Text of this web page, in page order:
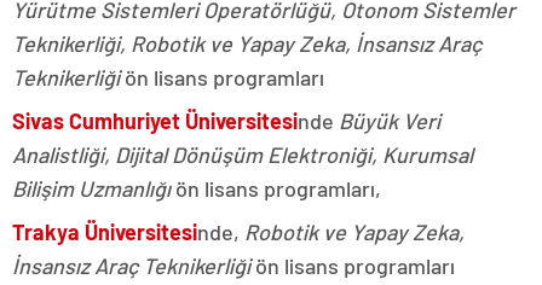
Yürütme Sistemleri Operatörlüğü, Otonom Sistemler
Teknikerliği, Robotik ve Yapay Zeka, İnsansız Araç
Teknikerliğiön lisans programları
Sivas Cumhuriyet Üniversitesinde Büyük Veri
Analistliği, Dijital Dönüşüm Elektroniği, Kurumsal
Bilişim Uzmanlığıön lisans programları,
Trakya Üniversitesinde, Robotik ve Yapay Zeka,
İnsansız Araç Teknikerliğiön lisans programları